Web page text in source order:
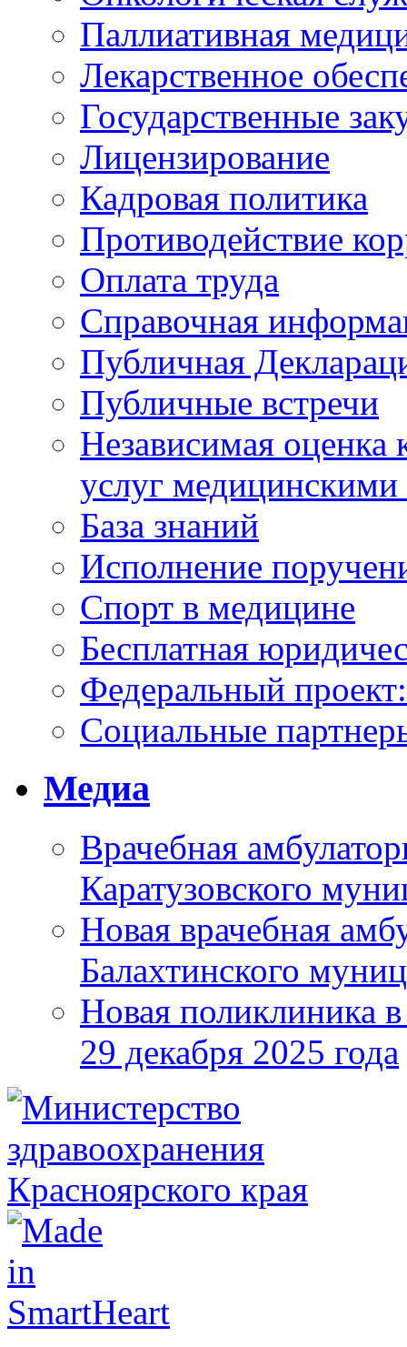
Паллиативная
Лекарственное
Государственные
Лицензирование
Кадровая политика
Противодействие
Оплата труда
Справочная
Публичная
Публичные встречи
Независимая оценка
услуг
База знаний
Исполнение
Спорт в медицине
Бесплатная
Федеральный
Социальные
Медиа
Врачебная
Каратузовского
Новая врачебная
Балахтинского
Новая поликлиника
29 декабря 2025 года